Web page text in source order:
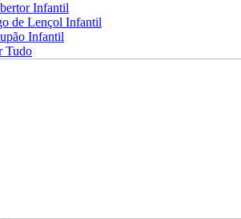
Infantil
de Lençol Infantil
Infantil
Tudo